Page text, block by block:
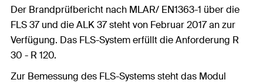
Der Brandprüfbericht nach MLAR/ EN1363-1 über die
FLS 37 und die ALK 37 steht von Februar 2017 an zur
Verfügung. Das FLS-System erfüllt die Anforderung R
30 - R 120.
Zur Bemessung des FLS-Systems steht das Modul